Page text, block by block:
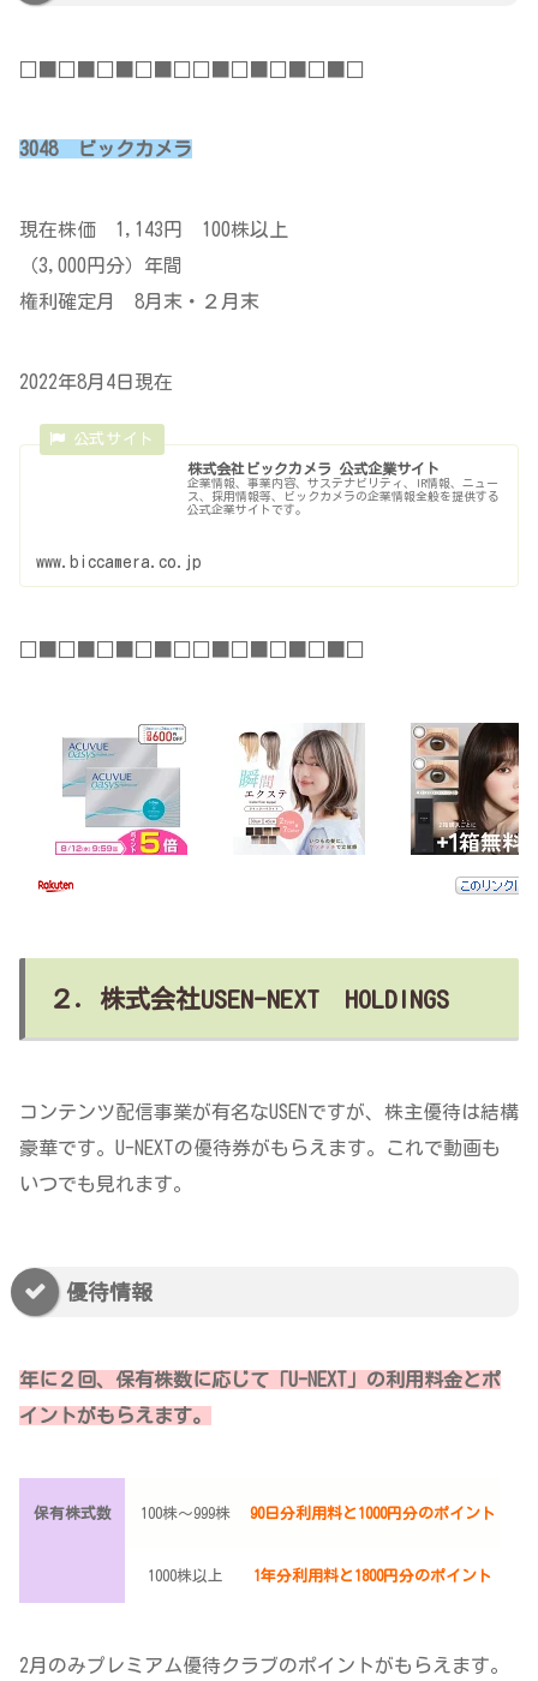
□■□■□■□■□□■□■□■□■□
3048 ビックカメラ
現在株価 1,143円 100株以上
（3,000円分）年間
権利確定月 8月末・２月末
2022年8月4日現在
株式会社ビックカメラ 公式企業サイト
企業情報、事業内容、サステナビリティ、IR情報、ニュー
ス、採用情報等、ビックカメラの企業情報全般を提供する
公式企業サイトです。
www.biccamera.co.jp
２．株式会社USEN-NEXT HOLDINGS
コンテンツ配信事業が有名なUSENですが、株主優待は結構
豪華です。U-NEXTの優待券がもらえます。これで動画も
いつでも見れます。
優待情報
年に２回、保有株数に応じて「U-NEXT」の利用料金とポ
イントがもらえます。
保有株式数 100株～999株 90日分利用料と1000円分のポイント
1000株以上 1年分利用料と1800円分のポイント
2月のみプレミアム優待クラブのポイントがもらえます。